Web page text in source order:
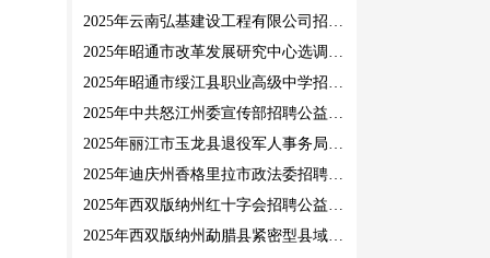
2025年云南弘基建设工程有限公司招聘公告
2025年昭通市改革发展研究中心选调工作人员职业素质测评通告
2025年昭通市绥江县职业高级中学招聘编外紧缺临聘数学教师公告
2025年中共怒江州委宣传部招聘公益性岗位公告
2025年丽江市玉龙县退役军人事务局公益性岗位招聘公告
2025年迪庆州香格里拉市政法委招聘公益性岗位公告
2025年西双版纳州红十字会招聘公益性岗位人员公告
2025年西双版纳州勐腊县紧密型县域医共体招聘编外人员公告